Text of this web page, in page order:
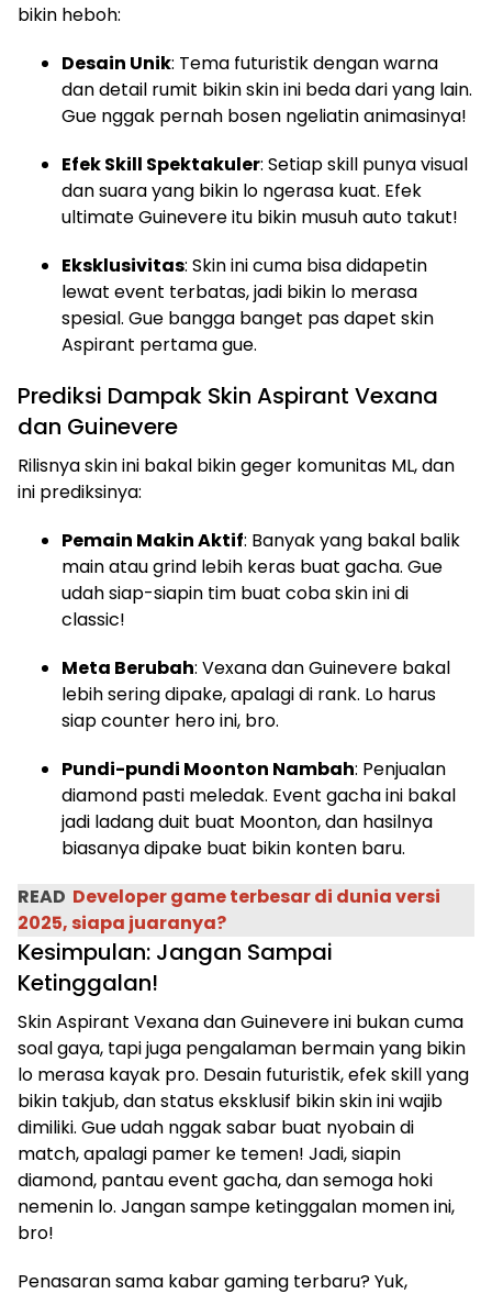
bikin heboh:
Desain Unik: Tema futuristik dengan warna
dan detail rumit bikin skin ini beda dari yang lain.
Gue nggak pernah bosen ngeliatin animasinya!
Efek Skill Spektakuler: Setiap skill punya visual
dan suara yang bikin lo ngerasa kuat. Efek
ultimate Guinevere itu bikin musuh auto takut!
Eksklusivitas: Skin ini cuma bisa didapetin
lewat event terbatas, jadi bikin lo merasa
spesial. Gue bangga banget pas dapet skin
Aspirant pertama gue.
Prediksi Dampak Skin Aspirant Vexana
dan Guinevere
Rilisnya skin ini bakal bikin geger komunitas ML, dan
ini prediksinya:
Pemain Makin Aktif: Banyak yang bakal balik
main atau grind lebih keras buat gacha. Gue
udah siap-siapin tim buat coba skin ini di
classic!
Meta Berubah: Vexana dan Guinevere bakal
lebih sering dipake, apalagi di rank. Lo harus
siap counter hero ini, bro.
Pundi-pundi Moonton Nambah: Penjualan
diamond pasti meledak. Event gacha ini bakal
jadi ladang duit buat Moonton, dan hasilnya
biasanya dipake buat bikin konten baru.
READ Developer game terbesar di dunia versi
2025, siapa juaranya?
Kesimpulan: Jangan Sampai
Ketinggalan!
Skin Aspirant Vexana dan Guinevere ini bukan cuma
soal gaya, tapi juga pengalaman bermain yang bikin
lo merasa kayak pro. Desain futuristik, efek skill yang
bikin takjub, dan status eksklusif bikin skin ini wajib
dimiliki. Gue udah nggak sabar buat nyobain di
match, apalagi pamer ke temen! Jadi, siapin
diamond, pantau event gacha, dan semoga hoki
nemenin lo. Jangan sampe ketinggalan momen ini,
bro!
Penasaran sama kabar gaming terbaru? Yuk,